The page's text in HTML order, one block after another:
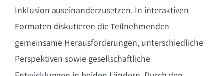
Inklusion auseinanderzusetzen. In interaktiven
Formaten diskutieren die Teilnehmenden
gemeinsame Herausforderungen, unterschiedliche
Perspektiven sowie gesellschaftliche